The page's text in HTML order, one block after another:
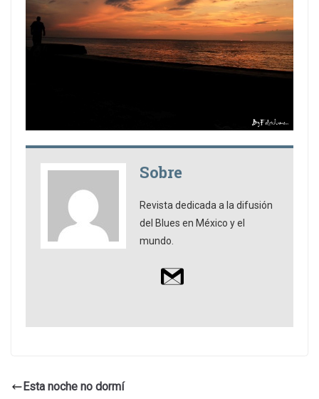
Sobre
Revista dedicada a la difusión
del Blues en México y el
mundo.
Esta noche no dormí